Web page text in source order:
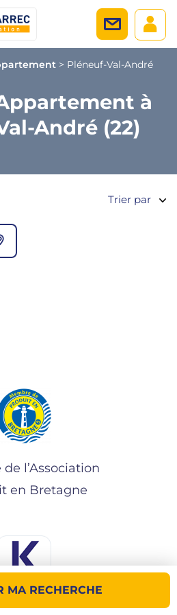
> Pléneuf-Val-André
à
André (22)
MA RECHERCHE
Trier par
l’Association
en Bretagne